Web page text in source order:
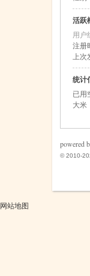
活跃
用户
注册
上
统计
已用
大米
powered
© 2010-
网站地图